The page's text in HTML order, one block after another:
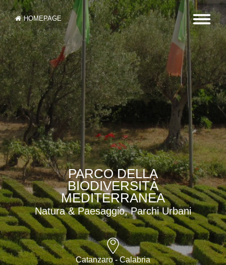
HOMEPAGE
PARCO DELLA
BIODIVERSITÀ
MEDITERRANEA
Natura & Paesaggio, Parchi Urbani
Catanzaro - Calabria